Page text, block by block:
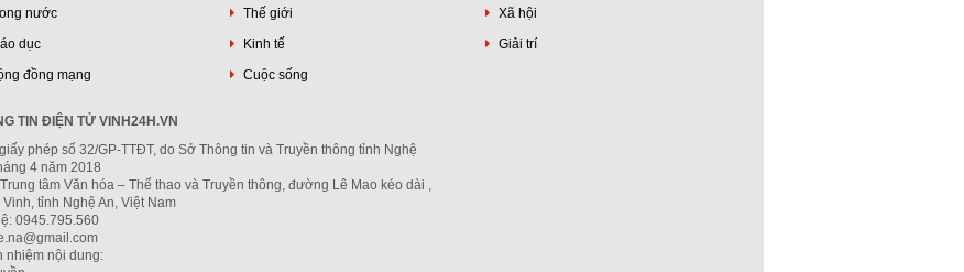
nước Thế giới
Xã hội
dục Kinh tế
Giải trí
đồng mạng Cuộc sống
TIN ĐIỆN TỬ VINH24H.VN
phép số 32/GP-TTĐT, do Sở Thông tin và Truyền thông tỉnh Nghệ
4 năm 2018
tâm Văn hóa – Thể thao và Truyền thông, đường Lê Mao kéo dài ,
tỉnh Nghệ An, Việt Nam
0945.795.560
nhiệm nội dung: